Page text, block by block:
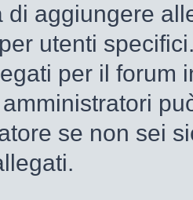
di aggiungere
utenti
per il forum
se non sei